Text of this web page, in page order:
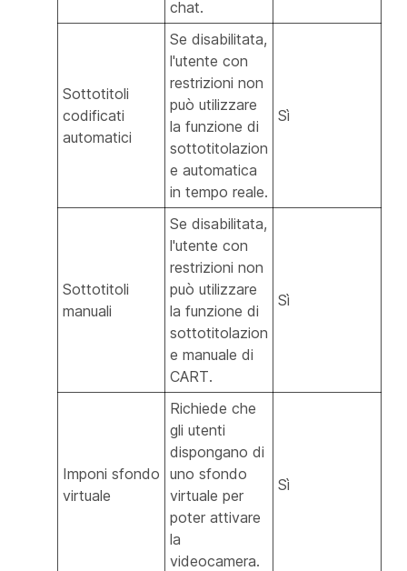
chat.
Sottotitoli
codificati
automatici
Se disabilitata,
l'utente con
restrizioni non
può utilizzare
la funzione di
sottotitolazion
e automatica
in tempo reale.
Sì
Sottotitoli
manuali
Se disabilitata,
l'utente con
restrizioni non
può utilizzare
la funzione di
sottotitolazion
e manuale di
CART.
Sì
Imponi sfondo
virtuale
Richiede che
gli utenti
dispongano di
uno sfondo
virtuale per
poter attivare
la
videocamera.
Sì